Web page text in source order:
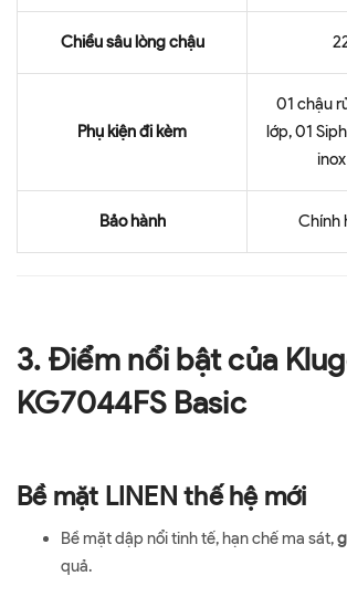
Chiều sâu lòng chậu
Phụ kiện đi kèm
01 chậu
lớp, 01
Bảo hành Chính
3. Điểm nổi bật của
KG7044FS Basic
Bề mặt LINEN thế hệ mới
Bề mặt dập nổi tinh tế, hạn chế ma sát,
quả.